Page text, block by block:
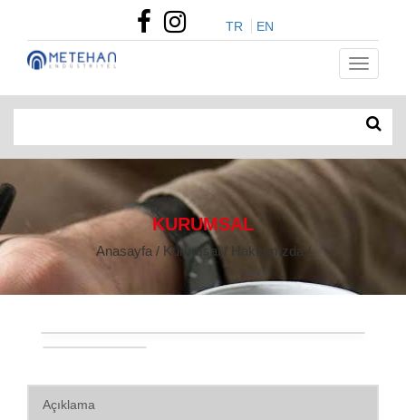
TR EN
KURUMSAL
Anasayfa / Kurumsal / Hakkımızda /
Açıklama